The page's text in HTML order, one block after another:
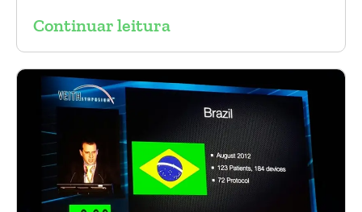
Continuar leitura